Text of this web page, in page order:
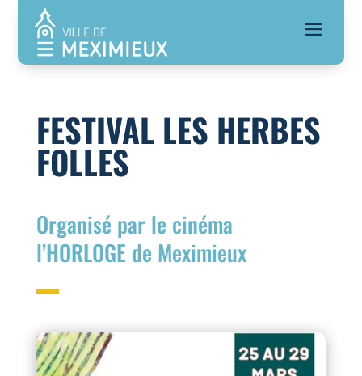
a
FESTIVAL LES HERBES
FOLLES
Organisé par le cinéma
l’HORLOGE de Meximieux